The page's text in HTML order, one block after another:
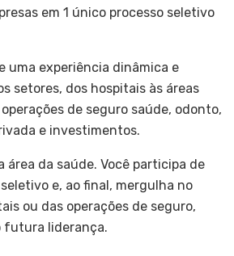
em 1 único processo seletivo
uma experiência dinâmica e
setores, dos hospitais às áreas
de seguro saúde, odonto,
e investimentos.
área da saúde. Você participa de
e, ao final, mergulha no
ou das operações de seguro,
futura liderança.